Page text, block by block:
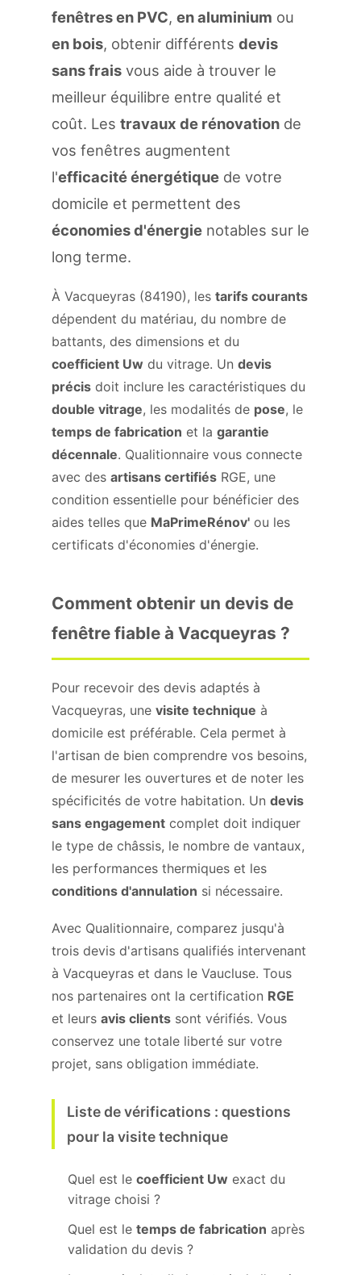
fenêtres en PVC, en aluminium ou
en bois, obtenir différents devis
sans frais vous aide à trouver le
meilleur équilibre entre qualité et
coût. Les travaux de rénovation de
vos fenêtres augmentent
l'efficacité énergétique de votre
domicile et permettent des
économies d'énergie notables sur le
long terme.
À Vacqueyras (84190), les tarifs courants
dépendent du matériau, du nombre de
battants, des dimensions et du
coefficient Uw du vitrage. Un devis
précis doit inclure les caractéristiques du
double vitrage, les modalités de pose, le
temps de fabrication et la garantie
décennale. Qualitionnaire vous connecte
avec des artisans certifiés RGE, une
condition essentielle pour bénéficier des
aides telles que MaPrimeRénov' ou les
certificats d'économies d'énergie.
Comment obtenir un devis de
fenêtre fiable à Vacqueyras ?
Pour recevoir des devis adaptés à
Vacqueyras, une visite technique à
domicile est préférable. Cela permet à
l'artisan de bien comprendre vos besoins,
de mesurer les ouvertures et de noter les
spécificités de votre habitation. Un devis
sans engagement complet doit indiquer
le type de châssis, le nombre de vantaux,
les performances thermiques et les
conditions d'annulation si nécessaire.
Avec Qualitionnaire, comparez jusqu'à
trois devis d'artisans qualifiés intervenant
à Vacqueyras et dans le Vaucluse. Tous
nos partenaires ont la certification RGE
et leurs avis clients sont vérifiés. Vous
conservez une totale liberté sur votre
projet, sans obligation immédiate.
Liste de vérifications : questions
pour la visite technique
Quel est le coefficient Uw exact du
vitrage choisi ?
Quel est le temps de fabrication après
validation du devis ?